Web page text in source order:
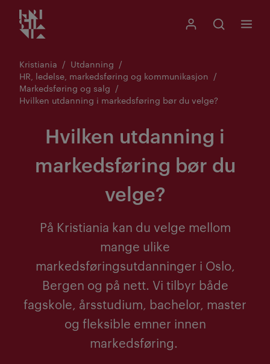
Gå
til
Kristiania logo
Mitt Kristiania
Åpne søk
Søk
Meny
Kristiania
Utdanning
HR, ledelse, markedsføring og kommunikasjon
Markedsføring og salg
Hvilken utdanning i markedsføring bør du velge?
Hvilken utdanning i
markedsføring bør du
velge?
På Kristiania kan du velge mellom
mange ulike
markedsføringsutdanninger i Oslo,
Bergen og på nett. Vi tilbyr både
fagskole, årsstudium, bachelor, master
og fleksible emner innen
markedsføring.